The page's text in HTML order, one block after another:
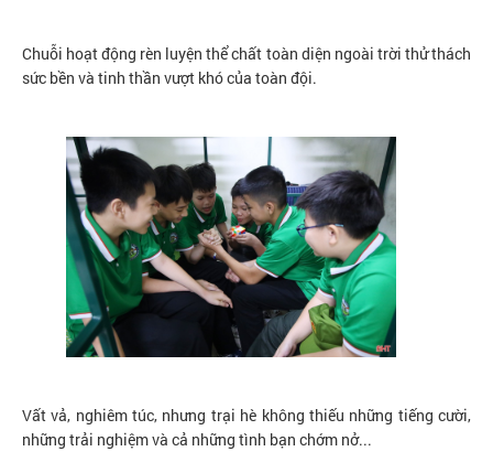
Chuỗi hoạt động rèn luyện thể chất toàn diện ngoài trời thử thách
sức bền và tinh thần vượt khó của toàn đội.
Vất vả, nghiêm túc, nhưng trại hè không thiếu những tiếng cười,
những trải nghiệm và cả những tình bạn chớm nở...